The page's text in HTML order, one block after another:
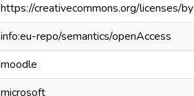
https://creativecommons.org/licenses/
info:eu-repo/semantics/openAccess
moodle
microsoft